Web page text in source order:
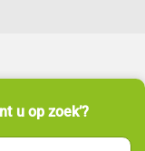
u op zoek’?